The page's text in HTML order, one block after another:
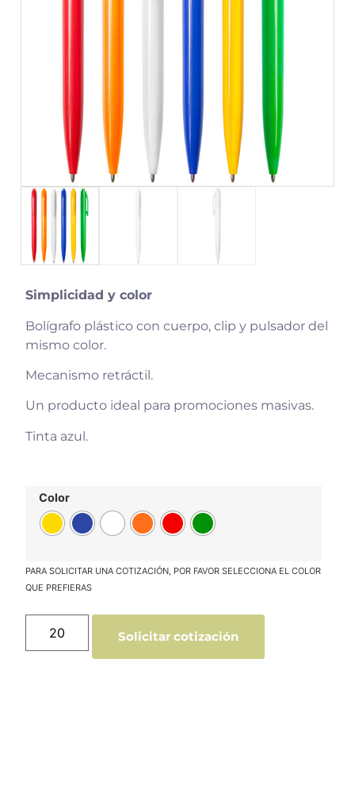
Simplicidad y color
Bolígrafo plástico con cuerpo, clip y pulsador del
mismo color.
Mecanismo retráctil.
Un producto ideal para promociones masivas.
Tinta azul.
Color
Solicitar cotización